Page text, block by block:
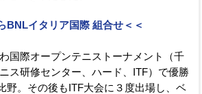
BNLイタリア国際 組合せ＜＜
国際オープンテニストーナメント（千
ス研修センター、ハード、ITF）で優勝
野。その後もITF大会に３度出場し、ベ